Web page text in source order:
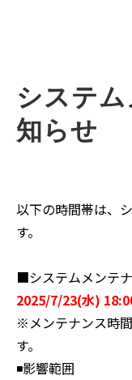
システ
知らせ
以下の時間帯は、
す。
■システムメンテ
2025/7/23(水)
※メンテナンス時
す。
◾️影響範囲